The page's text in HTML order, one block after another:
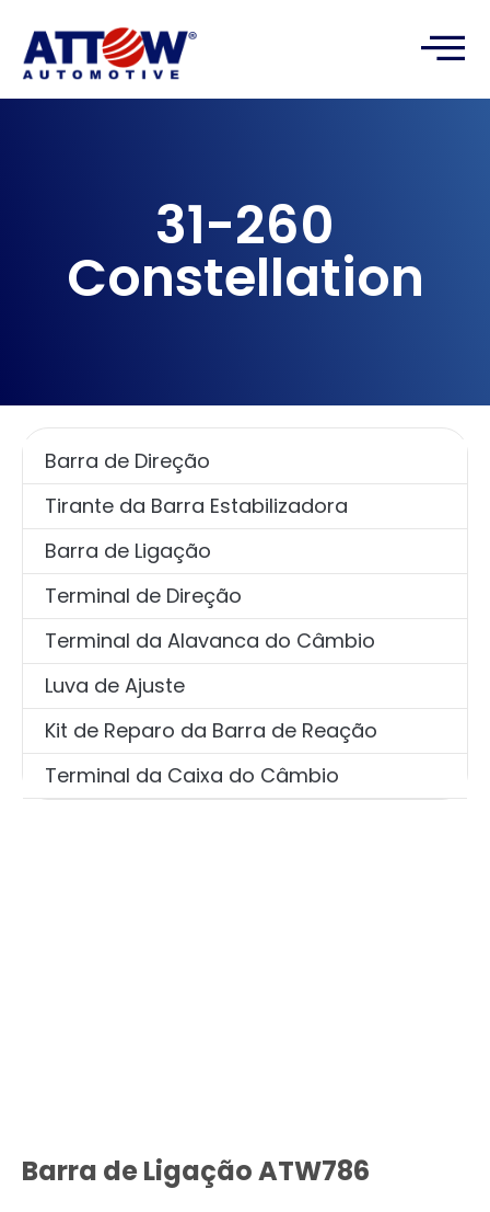
31-260
Constellation
Barra de Direção
Tirante da Barra Estabilizadora
Barra de Ligação
Terminal de Direção
Terminal da Alavanca do Câmbio
Luva de Ajuste
Kit de Reparo da Barra de Reação
Terminal da Caixa do Câmbio
Barra de Ligação ATW786